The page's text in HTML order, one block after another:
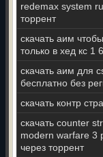
redemax system
торрент
скачать аим
только в хед кс 1 6
скачать аим для
бесплатно без
скачать контр
скачать counter
modern warfare 3
через торрент